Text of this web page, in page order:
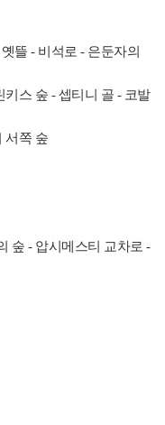
뜰 - 비석로 - 은둔자의
스 숲 - 셉티니 골 - 코발
서쪽 숲
숲 - 압시메스티 교차로 -